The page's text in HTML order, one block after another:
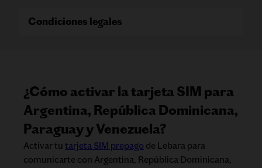
Condiciones legales
¿Cómo activar la tarjeta SIM para
Argentina, República Dominicana,
Paraguay y Venezuela?
Activar tu tarjeta SIM prepago de Lebara para
comunicarte con Argentina, República Dominicana,